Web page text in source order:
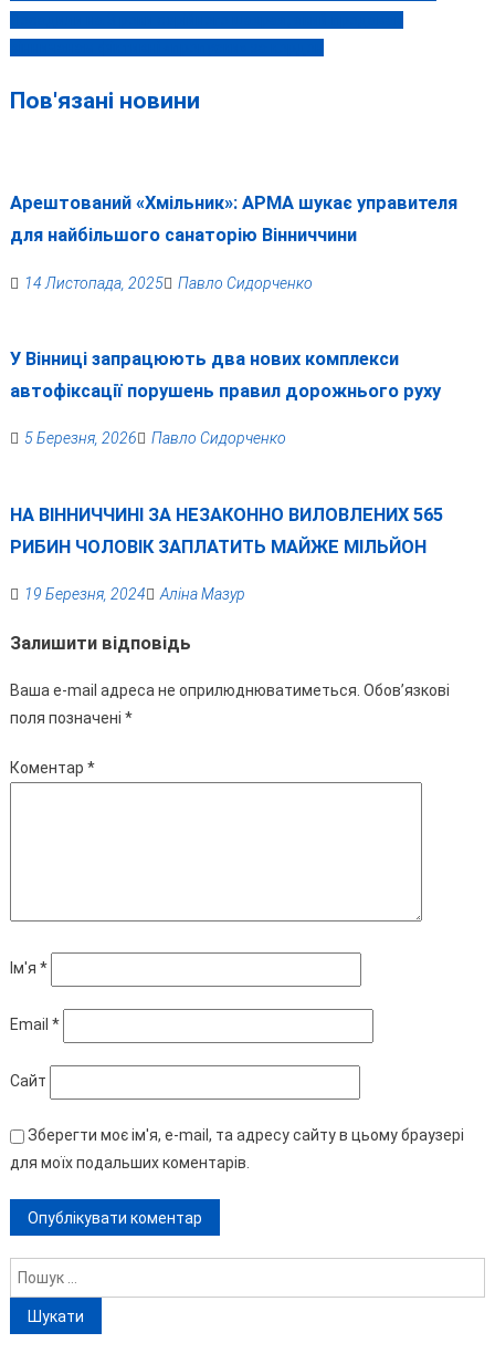
записів
Пов'язані новини
Арештований «Хмільник»: АРМА шукає управителя
для найбільшого санаторію Вінниччини
14 Листопада, 2025 Павло Сидорченко
У Вінниці запрацюють два нових комплекси
автофіксації порушень правил дорожнього руху
5 Березня, 2026 Павло Сидорченко
НА ВІННИЧЧИНІ ЗА НЕЗАКОННО ВИЛОВЛЕНИХ 565
РИБИН ЧОЛОВІК ЗАПЛАТИТЬ МАЙЖЕ МІЛЬЙОН
19 Березня, 2024 Аліна Мазур
Залишити відповідь
Ваша e-mail адреса не оприлюднюватиметься. Обов’язкові
поля позначені *
Коментар *
Ім'я *
Email *
Сайт
Зберегти моє ім'я, e-mail, та адресу сайту в цьому браузері
для моїх подальших коментарів.
Пошук: